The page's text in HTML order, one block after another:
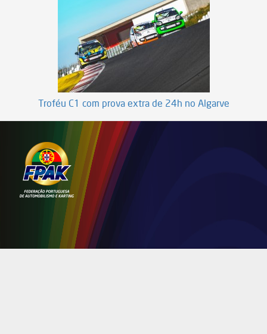
Troféu C1 com prova extra de 24h no Algarve